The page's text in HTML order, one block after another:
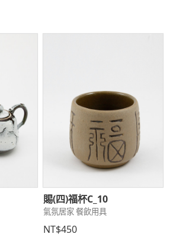
賜(四)福杯C_10
氣氛居家 餐飲用具
NT$450